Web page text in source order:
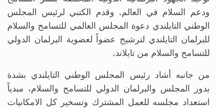
ودعم السلام في العالم. وقدم الكتبي لرئيس المجلس
الوطني التايلندي دعوة المجلس العالمي للتسامح والسلام
للبرلمان التايلندي لترشيح عضواً لعضوية البرلمان الدولي
للتسامح والسلام من تايلاند.
من جانبه أشاد رئيس المجلس الوطني التايلندي بشدة
بدور المجلس والبرلمان الدولي للتسامح والسلام، مبدياً
استعداد مجلسه للعمل المشترك وتسخير كل الامكانيات